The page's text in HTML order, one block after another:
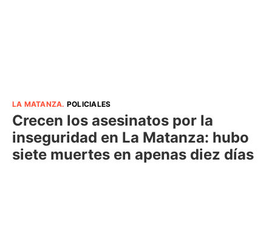
LA MATANZA. POLICIALES
Crecen los asesinatos por la
inseguridad en La Matanza: hubo
siete muertes en apenas diez días